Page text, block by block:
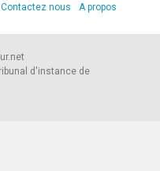
Contactez nous A propos
d'instance de